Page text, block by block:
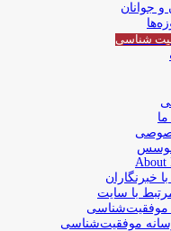
و جوانان
شناسی
موسس
About
خبرنگاران
مرتبط با سایت
موفقیت‌شناسی
موفقیت‌شناسی